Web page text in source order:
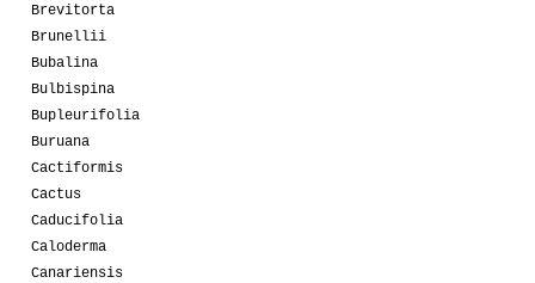
Brevitorta
Brunellii
Bubalina
Bulbispina
Bupleurifolia
Buruana
Cactiformis
Cactus
Caducifolia
Caloderma
Canariensis